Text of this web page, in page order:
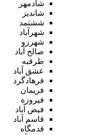
شادمهر
شاندیز
ششتمد
شهرآباد
شهرزو
صالح آباد
طرقبه
عشق آباد
فرهادگرد
فریمان
فیروزه
فیض آباد
قاسم آباد
قدمگاه